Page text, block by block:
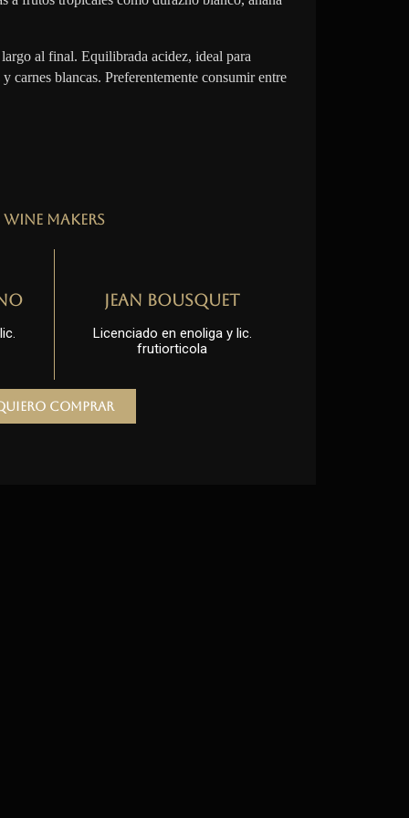
al final. Equilibrada acidez, ideal para
carnes blancas. Preferentemente consumir entre
Wine Makers
Jean Bousquet
Licenciado en enoliga y lic.
frutiorticola
comprar